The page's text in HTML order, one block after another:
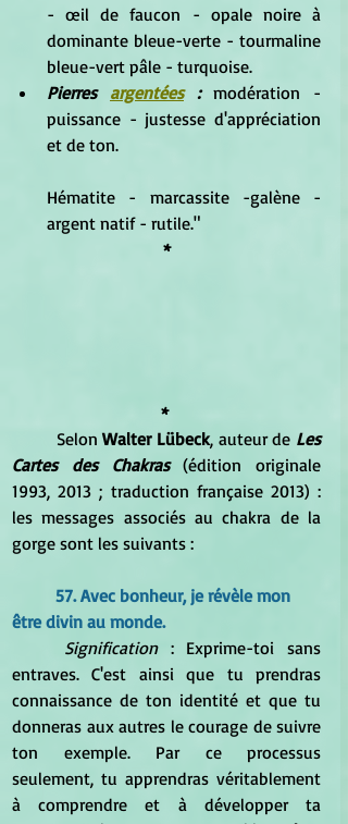
- œil de faucon - opale noire à
dominante bleue-verte - tourmaline
bleue-vert pâle - turquoise.
Pierres argentées : modération -
puissance - justesse d'appréciation
et de ton.
Hématite - marcassite -galène -
argent natif - rutile."
*
*
	Selon
Walter Lübeck, auteur de Les
Cartes des Chakras (édition originale
1993, 2013 ; traduction française 2013) :
les messages associés au chakra de la
gorge sont les suivants :
57. Avec bonheur, je révèle mon
être divin au monde.
Signification : Exprime-toi sans
entraves. C'est ainsi que tu prendras
connaissance de ton identité et que tu
donneras aux autres le courage de suivre
ton exemple. Par ce processus
seulement, tu apprendras véritablement
à comprendre et à développer ta